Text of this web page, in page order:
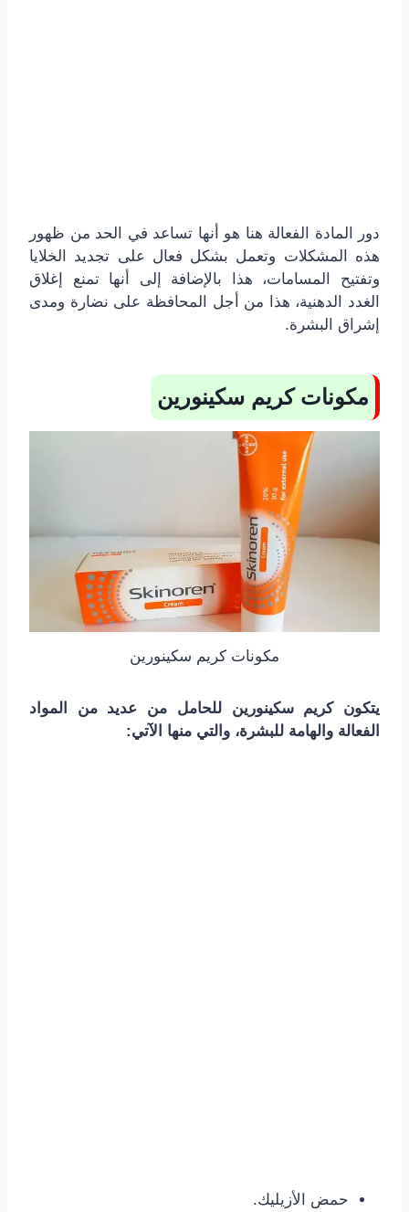
دور المادة الفعالة هنا هو أنها تساعد في الحد من ظهور
هذه المشكلات وتعمل بشكل فعال على تجديد الخلايا
وتفتيح المسامات، هذا بالإضافة إلى أنها تمنع إغلاق
الغدد الدهنية، هذا من أجل المحافظة على نضارة ومدى
إشراق البشرة.
مكونات كريم سكينورين
مكونات كريم سكينورين
يتكون كريم سكينورين للحامل من عديد من المواد
الفعالة والهامة للبشرة، والتي منها الآتي:
حمض الأزيليك.